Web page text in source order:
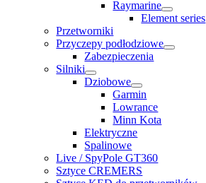
Raymarine
Element series
Przetworniki
Przyczepy podłodziowe
Zabezpieczenia
Silniki
Dziobowe
Garmin
Lowrance
Minn Kota
Elektryczne
Spalinowe
Live / SpyPole GT360
Sztyce CREMERS